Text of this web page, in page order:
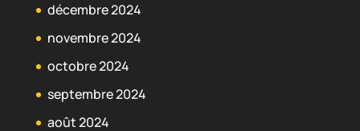
décembre 2024
novembre 2024
octobre 2024
septembre 2024
août 2024